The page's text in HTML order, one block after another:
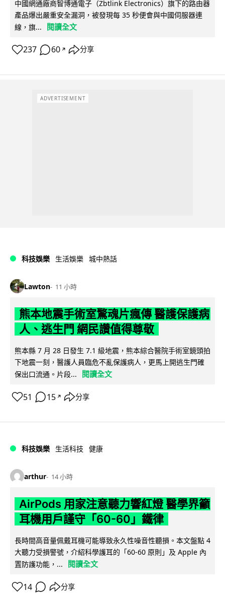
中國網通廠商智博通電子（Zbtlink Electronics）旗下的路由器
產品爆出嚴重安全漏洞，被發現每 35 秒便會與中國伺服器連
線，旗...
閱讀全文
237 60 ↗ 分享
ADVERTISEMENT
科技娛樂 生活娛樂 城中熱話
Lawton 11 小時
熊本地震手術室驚魂片瘋傳 醫護保護病
人、逃生門 網民讚值得尊敬
熊本縣 7 月 28 日發生 7.1 級地震，熊本綜合醫院手術室鏡頭拍
下地震一刻，醫護人員臨危不亂保護病人，更馬上開逃生門確
保出口流通。片段...
閱讀全文
51 15 ↗ 分享
科技娛樂 生活科技 健康
arthur 14 小時
AirPods 用家注意聽力響紅燈 醫學界籲
耳機用戶謹守「60-60」鐵律
長時間高音量佩戴耳機可能導致永久性噪音性聽損。本文盤點 4
大聽力受損警號，介紹科學護耳的「60-60 原則」及 Apple 內
置防護功能，...
閱讀全文
14 分享